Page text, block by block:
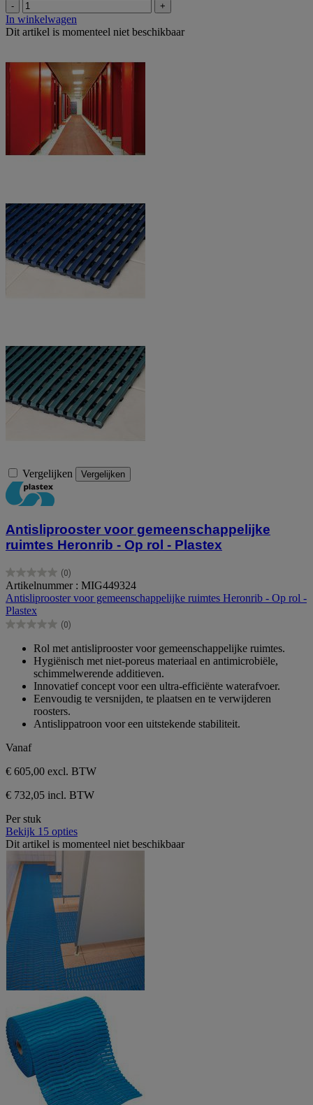
- +
In winkelwagen
Dit artikel is momenteel niet beschikbaar
Vergelijken Vergelijken
Antisliprooster voor gemeenschappelijke
ruimtes Heronrib - Op rol - Plastex
(0)
0.0
van
de
5
sterren.
Artikelnummer : MIG449324
Antisliprooster voor gemeenschappelijke ruimtes Heronrib - Op rol -
Plastex
(0)
0.0
sterren.
Rol met antisliprooster voor gemeenschappelijke ruimtes.
Hygiënisch met niet-poreus materiaal en antimicrobiële,
schimmelwerende additieven.
Innovatief concept voor een ultra-efficiënte waterafvoer.
Eenvoudig te versnijden, te plaatsen en te verwijderen
roosters.
Antislippatroon voor een uitstekende stabiliteit.
Vanaf
€ 605,00 excl. BTW
€ 732,05 incl. BTW
Per stuk
Bekijk 15 opties
Dit artikel is momenteel niet beschikbaar